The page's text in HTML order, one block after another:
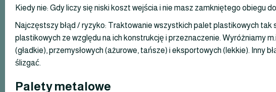
Kiedy nie: Gdy liczy się niski koszt wejścia i nie masz zamkniętego obiegu
Najczęstszy błąd / ryzyko: Traktowanie wszystkich palet plastikowych tak
plastikowych ze względu na ich konstrukcję i przeznaczenie. Wyróżniamy
(gładkie), przemysłowych (ażurowe, tańsze) i eksportowych (lekkie). Inny
ślizgać.
Palety metalowe